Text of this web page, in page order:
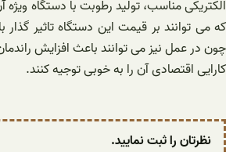
الکتریکی مناسب، تولید رطوبت با دستگاه
که می توانند بر قیمت این دستگاه تاثیر گذار
چون در عمل نیز می توانند باعث افزایش
کارایی اقتصادی آن را به خوبی توجیه کنند.
نظرتان را ثبت نمایید.